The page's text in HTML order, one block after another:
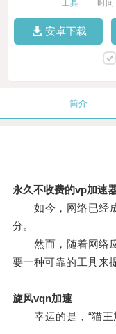
工具 时
安卓下载
简介
永久不收费的vp加速
如今，网络已经成
分。
然而，随着网络应
要一种可靠的工具来
旋风vqn加速
幸运的是，“猫王